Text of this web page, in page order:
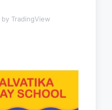
by TradingView